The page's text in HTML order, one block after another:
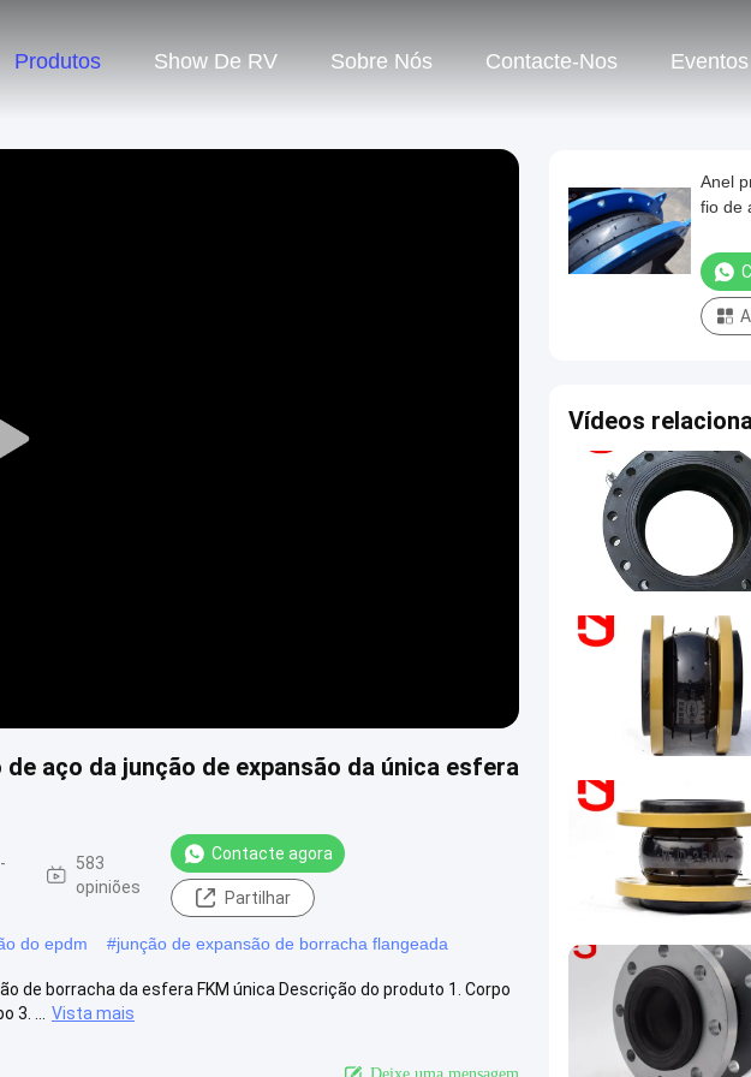
Produtos Show De RV Sobre Nós Contacte-Nos Eventos
Play
aço da junção de expansão da única esfera
583
opiniões
Contacte agora
Partilhar
do epdm #junção de expansão de borracha flangeada
de borracha da esfera FKM única Descrição do produto 1. Corpo
3. ...
Vista mais
Deixe uma mensagem
Anel
fio de
Vídeos